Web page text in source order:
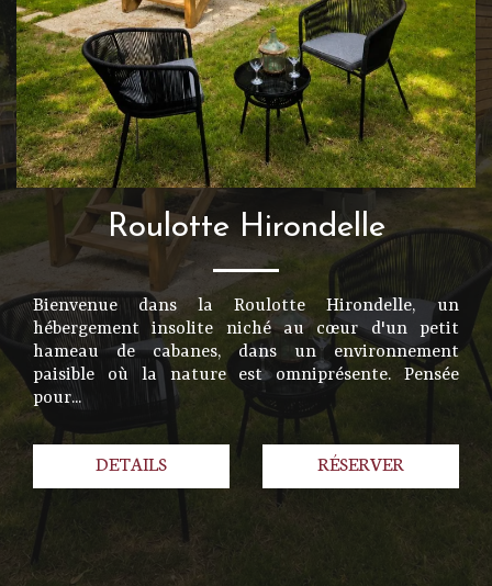
Roulotte Hirondelle
Bienvenue dans la Roulotte Hirondelle, un
hébergement insolite niché au cœur d'un petit
hameau de cabanes, dans un environnement
paisible où la nature est omniprésente. Pensée
pour...
DETAILS RÉSERVER